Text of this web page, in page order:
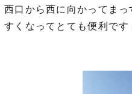
西口から西に向かってま
すくなってとても便利です